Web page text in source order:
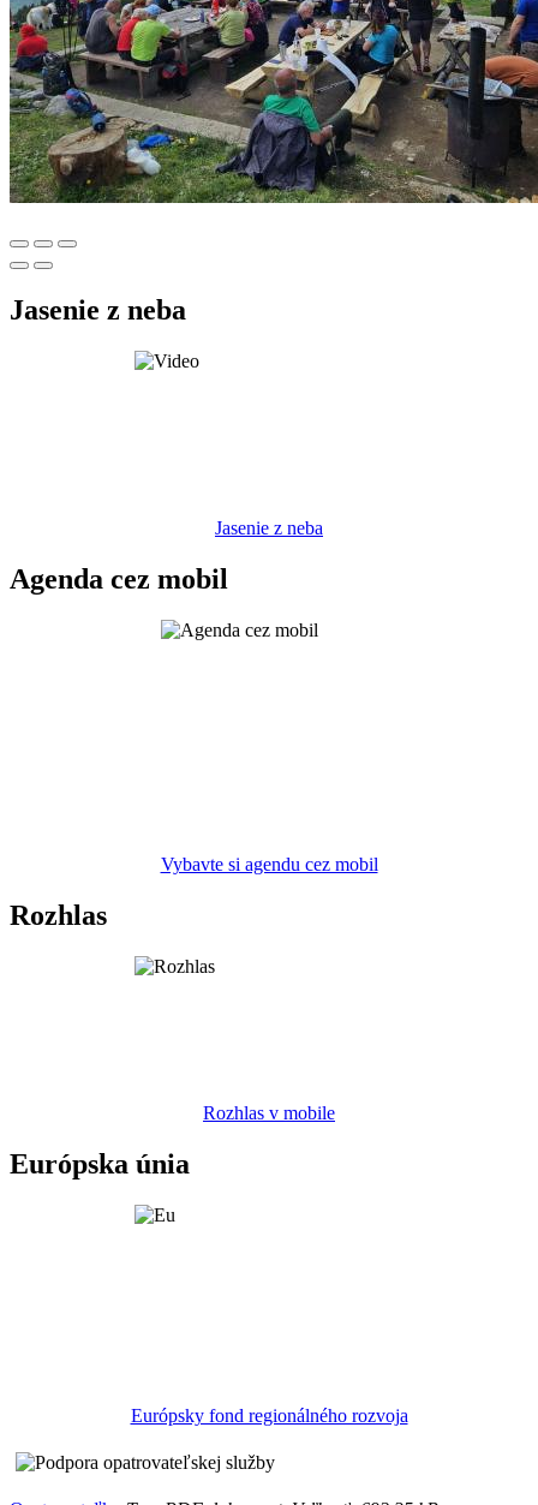
Jasenie z neba
Jasenie z neba
Agenda cez mobil
Vybavte si agendu cez mobil
Rozhlas
Rozhlas v mobile
Európska únia
Európsky fond regionálného rozvoja